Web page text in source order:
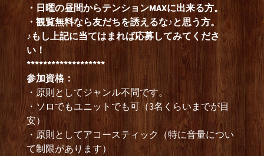
・日曜の昼間からテンションMAXに出来る方。
・観覧無料なら友だちを誘えるな♪と思う方。
♪もし上記に当てはまれば応募してみてくださ
い！
*******************
参加資格：
・原則としてジャンル不問です。
・ソロでもユニットでも可（3名くらいまでが目
安）
・原則としてアコースティック（特に音量につい
て制限があります）